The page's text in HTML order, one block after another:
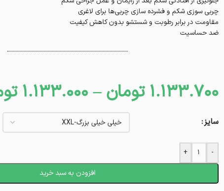
چربی‌ سوزی شکم و فشرده‌ سازی چربی‌ها برای لاغری
مقاومت در برابر رطوبت و شستشو بدون کاهش کیفیت
ضد حساسیت
1.133.700 تومان –
1.133.000
سایز
-
+
افزودن به سبد خرید